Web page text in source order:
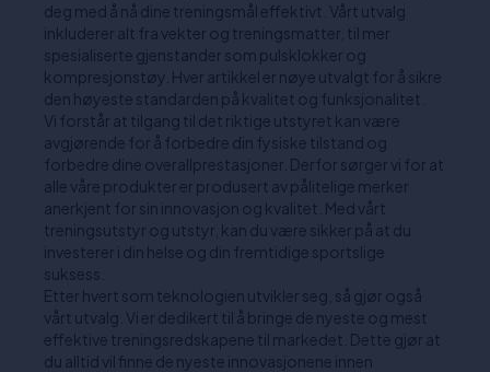
deg med å nå dine treningsmål effektivt. Vårt utvalg
inkluderer alt fra vekter og treningsmatter, til mer
spesialiserte gjenstander som pulsklokker og
kompresjonstøy. Hver artikkel er nøye utvalgt for å sikre
den høyeste standarden på kvalitet og funksjonalitet.
Vi forstår at tilgang til det riktige utstyret kan være
avgjørende for å forbedre din fysiske tilstand og
forbedre dine overallprestasjoner. Derfor sørger vi for at
alle våre produkter er produsert av pålitelige merker
anerkjent for sin innovasjon og kvalitet. Med vårt
treningsutstyr og utstyr, kan du være sikker på at du
investerer i din helse og din fremtidige sportslige
suksess.
Etter hvert som teknologien utvikler seg, så gjør også
vårt utvalg. Vi er dedikert til å bringe de nyeste og mest
effektive treningsredskapene til markedet. Dette gjør at
du alltid vil finne de nyeste innovasjonene innen